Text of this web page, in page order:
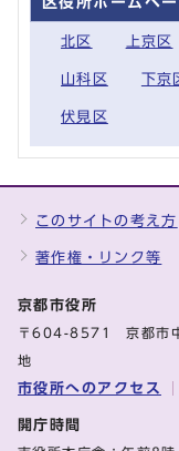
北区 上京区
山科区 下京
伏見区
このサイトの考え方
著作権・リンク等
京都市役所
〒604-8571 京都市中
地
市役所へのアクセス
開庁時間